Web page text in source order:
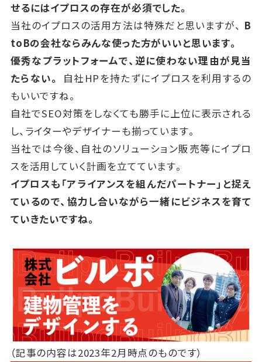
せるにはイプロスの存在が必須でした。
当社のイプロスの活用方法は特殊だと思いますが、 B
toBの会社ならみんな使った方がいいと思います。
優秀なプラットフォームで、逆に使わない理由が見当
たらない。 自社HPを持たずにイプロスを利用するの
もいいですね。
自社でSEO対策をしなくても勝手に上位に表示される
し、ライターやデザイナーも揃っています。
当社では今後、自社のソリューション販売等にイプロ
スを活用していく計画を立てています。
イプロスも「アライアンスを組んだパートナー」と捉え
ているので、協力し合いながら一緒にビジネスを育て
ていきたいですね。
（記事の内容は2023年2月時点のものです）